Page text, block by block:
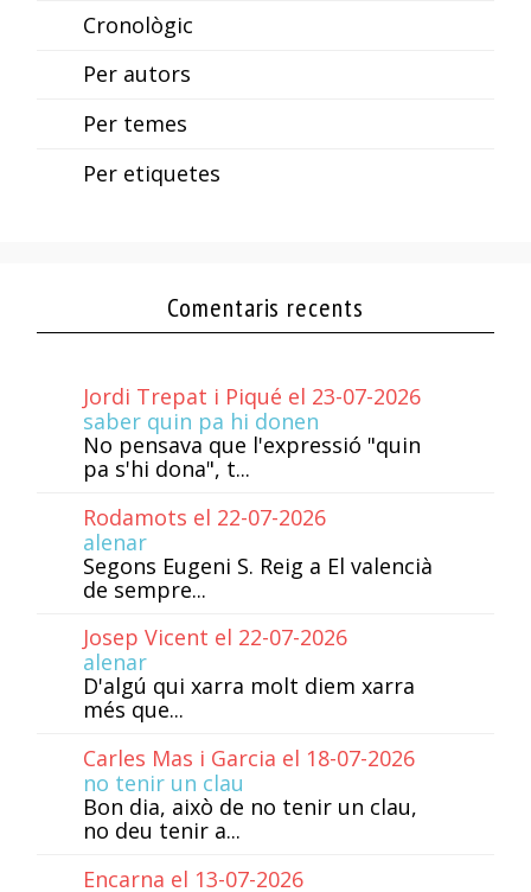
Cronològic
Per autors
Per temes
Per etiquetes
Comentaris recents
Jordi Trepat i Piqué el 23-07-2026
saber quin pa hi donen
No pensava que l'expressió "quin
pa s'hi dona", t...
Rodamots el 22-07-2026
alenar
Segons Eugeni S. Reig a El valencià
de sempre...
Josep Vicent el 22-07-2026
alenar
D'algú qui xarra molt diem xarra
més que...
Carles Mas i Garcia el 18-07-2026
no tenir un clau
Bon dia, això de no tenir un clau,
no deu tenir a...
Encarna el 13-07-2026